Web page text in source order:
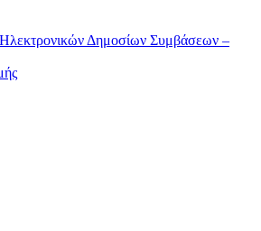
Δημοσίων Συμβάσεων –